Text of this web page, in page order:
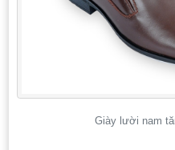
Giày lười nam